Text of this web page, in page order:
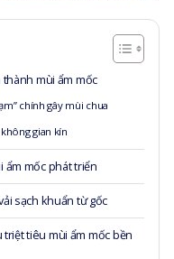
thành mùi ẩm mốc
chính gây mùi chua
gian kín
ẩm mốc phát triển
sạch khuẩn từ gốc
triệt tiêu mùi ẩm mốc bền